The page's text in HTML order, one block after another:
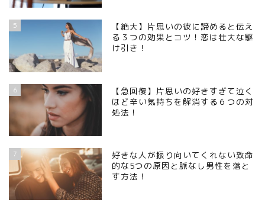
5
【絶大】片思いの彼に諦めると伝え
る３つの効果とコツ！恋は壮大な駆
け引き！
6
【急回復】片思いの好きすぎて泣く
ほど辛い気持ちを解消する６つの対
処法！
7
好きな人が振り向いてくれない致命
的な5つの原因と脈なし男性を落と
す方法！